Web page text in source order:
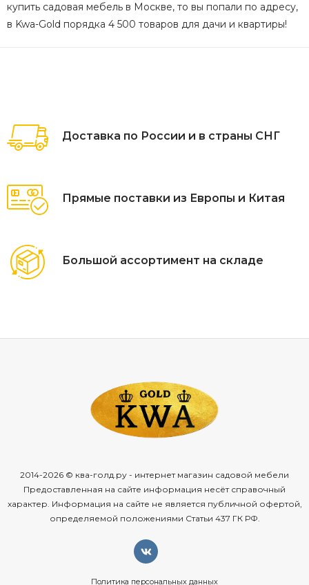
купить садовая мебель в Москве, то вы попали по адресу,
в Kwa-Gold порядка 4 500 товаров для дачи и квартиры!
Доставка по России и в страны СНГ
Прямые поставки из Европы и Китая
Большой ассортимент на складе
2014-2026 © ква-голд.ру - интернет магазин садовой мебели
Предоставленная на сайте информация несёт справочный
характер. Информация на сайте не является публичной офертой,
определяемой положениями Статьи 437 ГК РФ.
Политика персональных данных